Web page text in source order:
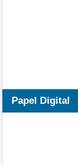
Papel Digital